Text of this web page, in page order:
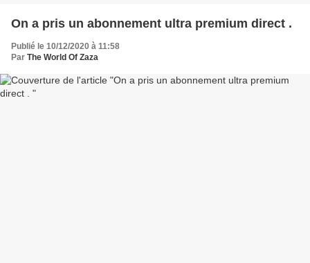
On a pris un abonnement ultra premium direct .
Publié le 10/12/2020 à 11:58
Par The World Of Zaza